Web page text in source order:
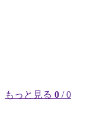
もっと見る 0 / 0